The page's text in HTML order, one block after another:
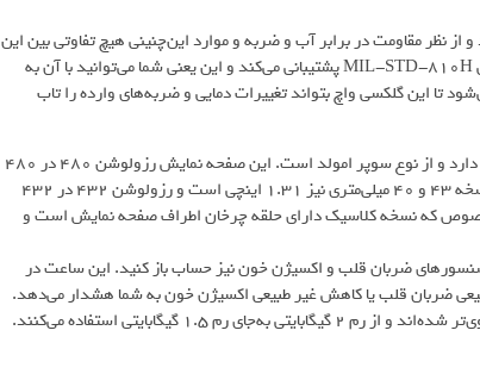
6 و گلکسی واچ 6 کلاسیک روانه بازار شد و از نظر مقاومت در برابر آب و ضربه و موارد این‌چنینی هیچ تفاوتی بین این
دو مدل دیده نمی‌شود. این ساعت از گواهی IP68، گواهی 5ATM و همچنین گواهی MIL-STD-810H پشتیبانی می‌کند و این یعنی شما می‌توانید با آن به
تا این گلکسی واچ بتواند تغییرات دمایی و ضربه‌های وارده را تاب
نمایشگر گلکسی واچ 6 و 6 کلاسیک نسخه 44 و 47 میلی‌متری اندازه‌ای 1.47 اینچی دارد و از نوع سوپر امولد است. این صفحه نمایش رزولوشن 480 در 480
دارد و وضوح عالی 453 را پیش روی شما قرار می‌دهد. نمایشگر این دو ساعت در نسخه 43 و 40 میلی‌متری نیز 1.31 اینچی است و رزولوشن 432 در 432
که نسخه کلاسیک دارای حلقه چرخان اطراف صفحه نمایش است و
ضربان قلب و اکسیژن خون نیز حساب باز کنید. این ساعت در
ضربان قلب یا کاهش غیر طبیعی اکسیژن خون به شما هشدار می‌دهد.